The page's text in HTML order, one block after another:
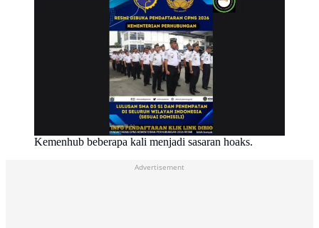
Kemenhub beberapa kali menjadi sasaran hoaks.
Advertisement